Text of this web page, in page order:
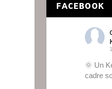
FACEBOOK
🌞 Un
cadre